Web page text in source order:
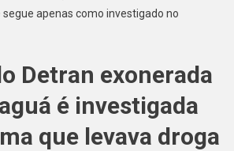
apenas como investigado no
Detran exonerada
é investigada
que levava droga